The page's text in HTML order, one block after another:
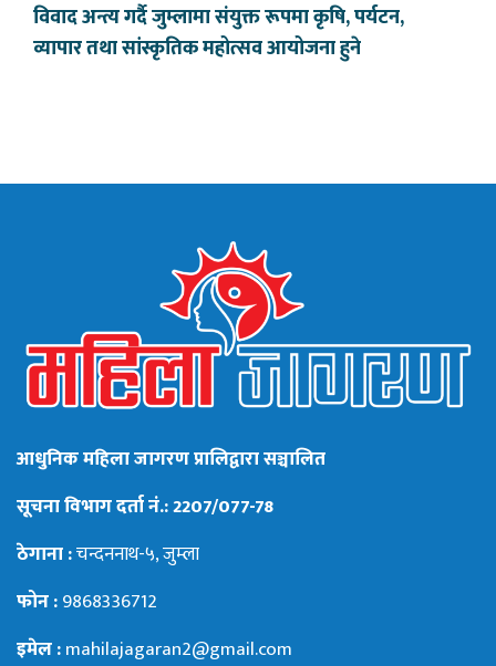
विवाद अन्त्य गर्दै जुम्लामा संयुक्त रूपमा कृषि, पर्यटन,
व्यापार तथा सांस्कृतिक महोत्सव आयोजना हुने
आधुनिक महिला जागरण प्रालिद्वारा सञ्चालित
सूचना विभाग दर्ता नं.: 2207/077-78
ठेगाना :चन्दननाथ-५, जुम्ला
फोन :9868336712
इमेल :mahilajagaran2@gmail.com